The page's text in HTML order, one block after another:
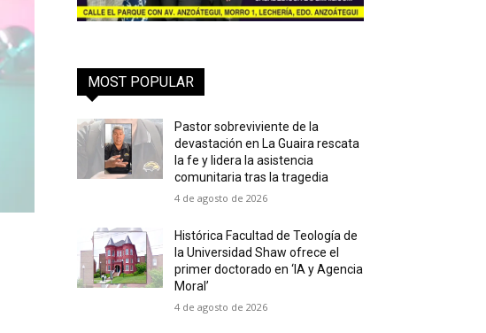
MOST POPULAR
Pastor sobreviviente de la
devastación en La Guaira rescata
la fe y lidera la asistencia
comunitaria tras la tragedia
4 de agosto de 2026
Histórica Facultad de Teología de
la Universidad Shaw ofrece el
primer doctorado en ‘IA y Agencia
Moral’
4 de agosto de 2026